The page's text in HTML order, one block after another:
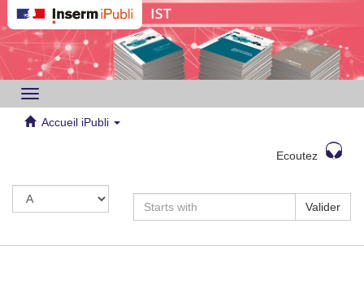
Toggle
navigation
Accueil iPubli
Ecoutez
Valider